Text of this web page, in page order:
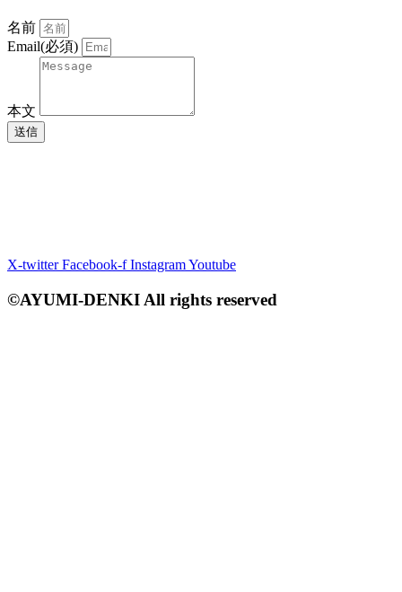
名前
Email(必須)
本文
送信
X-twitter Facebook-f InstagramYoutube
©AYUMI-DENKI All rights reserved